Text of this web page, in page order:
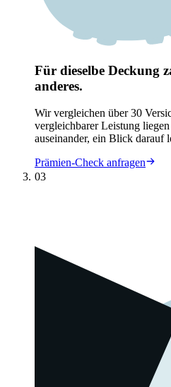
Für dieselbe Deckung
anderes.
Wir vergleichen über 30
vergleichbarer Leistung
auseinander, ein Blick darauf
Prämien-Check anfragen
03